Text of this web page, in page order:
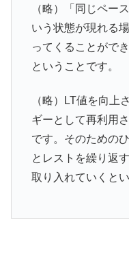
（略）「同じペー
いう状態が現れる
ってくることがで
ということです。
（略）LT値を向上
ギーとして再利用
です。そのための
とレストを繰り返
取り入れていくと